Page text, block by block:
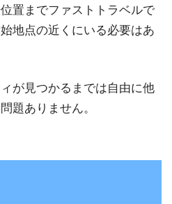
置までファストトラベルで
地点の近くにいる必要はあ
が見つかるまでは自由に他
題ありません。